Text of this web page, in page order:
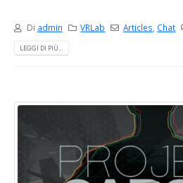
Di admin VRLab Articles Chat
LEGGI DI PIÙ...